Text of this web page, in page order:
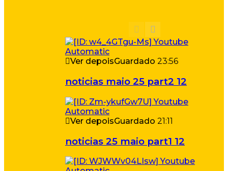
Ver depoisGuardado 23:56
noticias maio 25 part2 12
Ver depoisGuardado 21:11
noticias 25 maio part1 12